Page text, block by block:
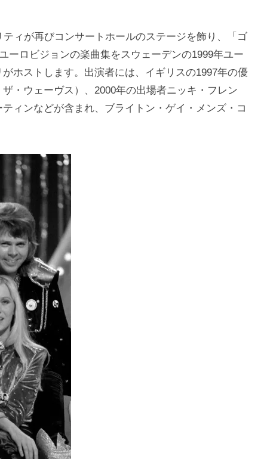
ィが再びコンサートホールのステージを飾り、「ゴ
ーロビジョンの楽曲集をスウェーデンの1999年ユー
ホストします。出演者には、イギリスの1997年の優
・ウェーヴス）、2000年の出場者ニッキ・フレン
ィンなどが含まれ、ブライトン・ゲイ・メンズ・コ